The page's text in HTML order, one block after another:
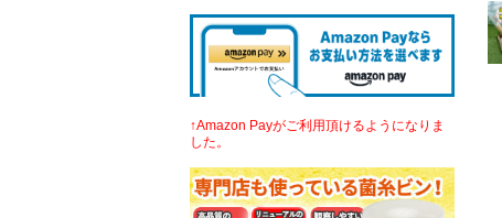
↑Amazon Payがご利用頂けるようになりま
した。